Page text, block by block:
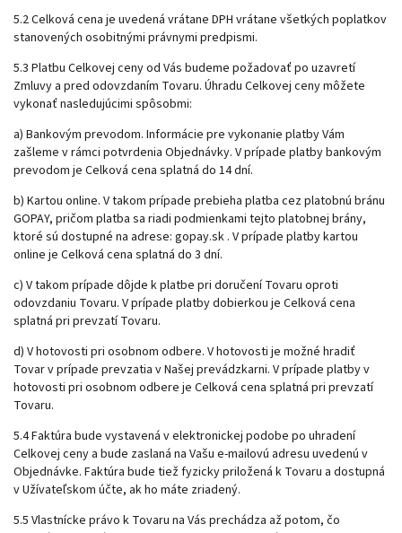
5.2 Celková cena je uvedená vrátane DPH vrátane všetkých poplatkov
stanovených osobitnými právnymi predpismi.
5.3 Platbu Celkovej ceny od Vás budeme požadovať po uzavretí
Zmluvy a pred odovzdaním Tovaru. Úhradu Celkovej ceny môžete
vykonať nasledujúcimi spôsobmi:
a) Bankovým prevodom. Informácie pre vykonanie platby Vám
zašleme v rámci potvrdenia Objednávky. V prípade platby bankovým
prevodom je Celková cena splatná do 14 dní.
b) Kartou online. V takom prípade prebieha platba cez platobnú bránu
GOPAY, pričom platba sa riadi podmienkami tejto platobnej brány,
ktoré sú dostupné na adrese: gopay.sk . V prípade platby kartou
online je Celková cena splatná do 3 dní.
c) V takom prípade dôjde k platbe pri doručení Tovaru oproti
odovzdaniu Tovaru. V prípade platby dobierkou je Celková cena
splatná pri prevzatí Tovaru.
d) V hotovosti pri osobnom odbere. V hotovosti je možné hradiť
Tovar v prípade prevzatia v Našej prevádzkarni. V prípade platby v
hotovosti pri osobnom odbere je Celková cena splatná pri prevzatí
Tovaru.
5.4 Faktúra bude vystavená v elektronickej podobe po uhradení
Celkovej ceny a bude zaslaná na Vašu e-mailovú adresu uvedenú v
Objednávke. Faktúra bude tiež fyzicky priložená k Tovaru a dostupná
v Užívateľskom účte, ak ho máte zriadený.
5.5 Vlastnícke právo k Tovaru na Vás prechádza až potom, čo